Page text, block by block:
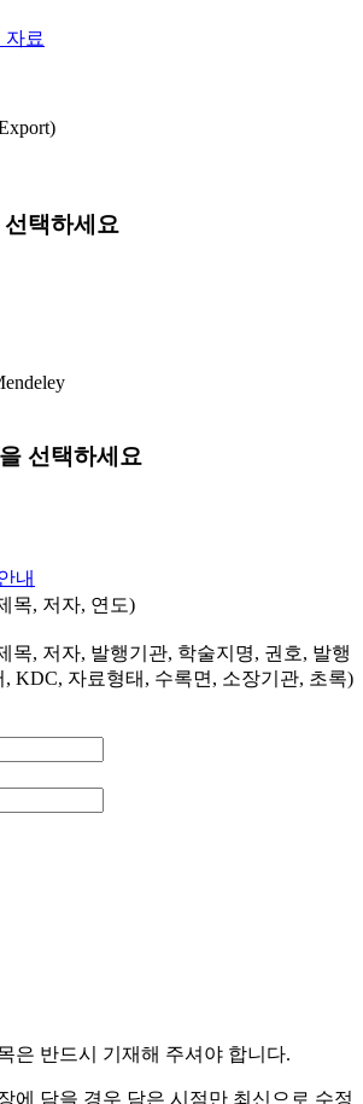
자료
택하세요
선택하세요
내
목, 저자, 연도)
목, 저자, 발행기관, 학술지명, 권호, 발행
, KDC, 자료형태, 수록면, 소장기관, 초록)
은 반드시 기재해 주셔야 합니다.
에 담을 경우 담은 시점만 최신으로 수정